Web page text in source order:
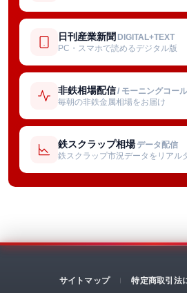
日刊産業新聞 DIGITAL+TEXT
PC・スマホで読めるデジタル版
非鉄相場配信/ モーニングコール
毎朝の非鉄金属相場をお届け
鉄スクラップ相場 データ配信
鉄スクラップ市況データをリアル
サイトマップ 特定商取引法